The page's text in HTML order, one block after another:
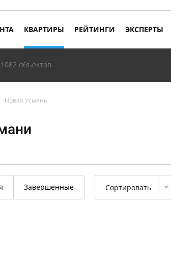
КВАРТИРЫ РЕЙТИНГИ ЭКСПЕРТЫ
объектов
Новая Усмань
Завершенные Сортировать